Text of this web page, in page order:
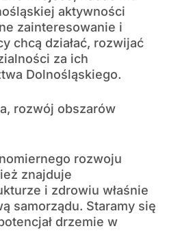
aktywności
zainteresowanie i
chcą działać, rozwijać
za ich
Dolnośląskiego.
rozwój obszarów
rozwoju
znajduje
i zdrowiu właśnie
samorządu. Staramy się
drzemie w